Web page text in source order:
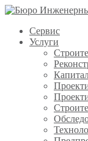
Сервис
Услуги